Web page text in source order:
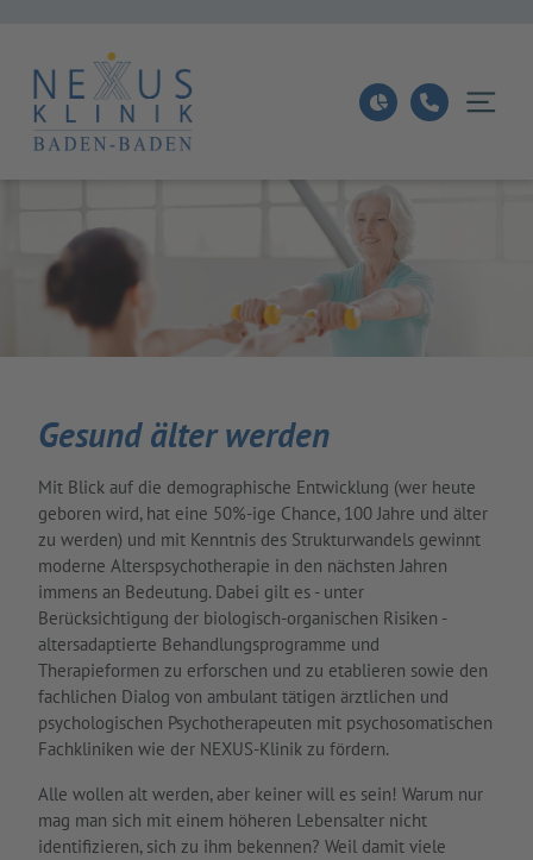
Gesund älter werden
Mit Blick auf die demographische Entwicklung (wer heute
geboren wird, hat eine 50%-ige Chance, 100 Jahre und älter
zu werden) und mit Kenntnis des Strukturwandels gewinnt
moderne Alterspsychotherapie in den nächsten Jahren
immens an Bedeutung. Dabei gilt es - unter
Berücksichtigung der biologisch-organischen Risiken -
altersadaptierte Behandlungsprogramme und
Therapieformen zu erforschen und zu etablieren sowie den
fachlichen Dialog von ambulant tätigen ärztlichen und
psychologischen Psychotherapeuten mit psychosomatischen
Fachkliniken wie der NEXUS-Klinik zu fördern.
Alle wollen alt werden, aber keiner will es sein! Warum nur
mag man sich mit einem höheren Lebensalter nicht
identifizieren, sich zu ihm bekennen? Weil damit viele